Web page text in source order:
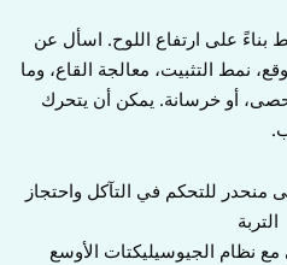
بناءً على ارتفاع اللوح. اسأل عن
نمط التثبيت، معالجة القاع، وما
حصى، أو خرسانة. يمكن أن يتحرك
نظام الجيوسيليكتات الأوسع